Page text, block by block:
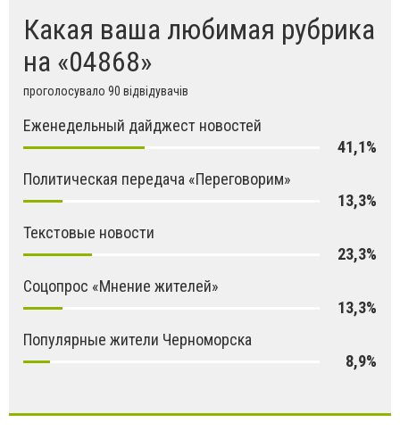
Какая ваша любимая рубрика
на «04868»
проголосувало 90 відвідувачів
Еженедельный дайджест новостей
41,1%
Политическая передача «Переговорим»
13,3%
Текстовые новости
23,3%
Соцопрос «Мнение жителей»
13,3%
Популярные жители Черноморска
8,9%